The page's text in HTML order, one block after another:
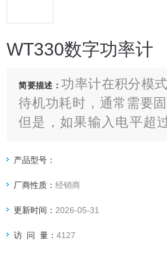
WT330数字功率计
简要描述：功率计在积分模
待机功耗时，通常需要固
但是，如果输入电平超
高的量程下重复测试
产品型号：
厂商性质：经销商
更新时间： 2026-05-31
访 问 量：4127